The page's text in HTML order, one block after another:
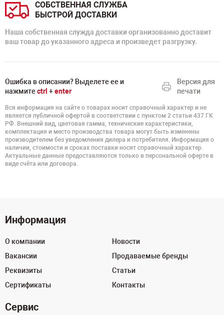
СОБСТВЕННАЯ СЛУЖБА
БЫСТРОЙ ДОСТАВКИ
Наша собственная служда доставки организованно доставит
ваш товар до указанного адреса и произведет разгрузку.
Ошибка в описании? Выделете ее и
нажмите ctrl +enter
Версия для
печати
Вся информация на сайте о товарах носит справочный характер и не
является публичной офертой в соответствии с пунктом 2 статьи 437 ГК
РФ. Внешний вид, цветовая гамма, технические характеристики,
комплектация и место производства товара могут быть изменены
производителем без уведомления дилера и потребителя. Информация о
наличии, стоимости и сроках поставки носят справочный характер.
Актуальные данные предоставляются только в персональной оферте в
виде счёта или договора.
Информация
О компании
Вакансии
Реквизиты
Сертификаты
Новости
Продаваемые бренды
Статьи
Контакты
Сервис